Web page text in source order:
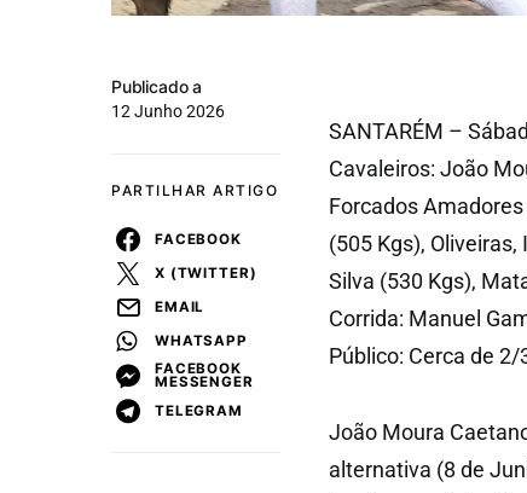
Publicado a
12 Junho 2026
PARTILHAR ARTIGO
FACEBOOK
X (TWITTER)
EMAIL
WHATSAPP
FACEBOOK
MESSENGER
TELEGRAM
SANTARÉM –
Cavaleiros: João
Forcados
(505 Kgs),
Silva (530 Kgs),
Corrida: Manuel
Público: Cerca de
João Moura
alternativa (8 de